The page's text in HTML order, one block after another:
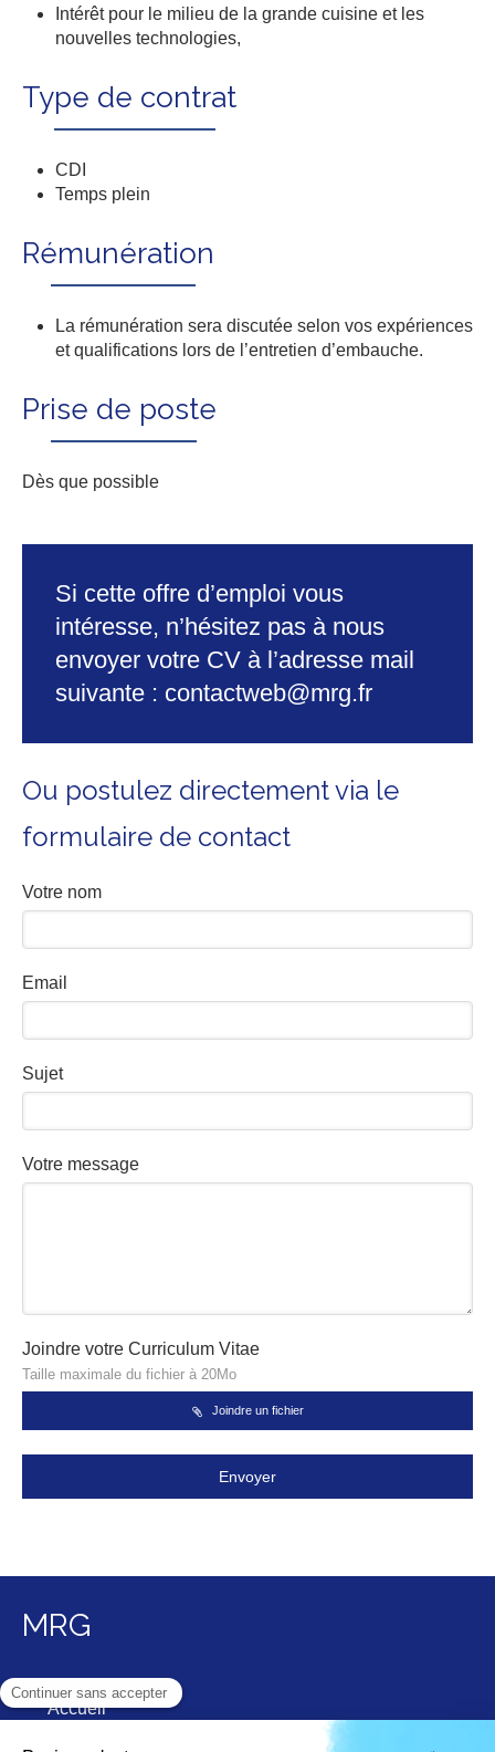
Intérêt pour le milieu de la grande cuisine et les
nouvelles technologies,
Type de contrat
CDI
Temps plein
Rémunération
La rémunération sera discutée selon vos expériences
et qualifications lors de l’entretien d’embauche.
Prise de poste
Dès que possible
Si cette offre d’emploi vous
intéresse, n’hésitez pas à nous
envoyer votre CV à l’adresse mail
suivante : contactweb@mrg.fr
Ou postulez directement via le
formulaire de contact
Votre nom
Email
Sujet
Votre message
Joindre votre Curriculum Vitae
Taille maximale du fichier à 20Mo
Joindre un fichier
Envoyer
MRG
Accueil